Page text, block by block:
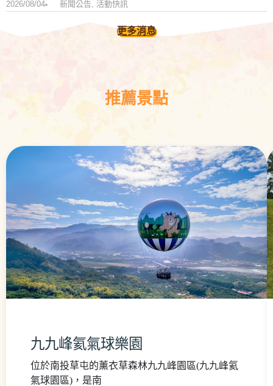
2026/08/04 新聞公告, 活動快訊
更多消息
推薦景點
九九峰氦氣球樂園
位於南投草屯的薰衣草森林九九峰園區(九九峰氦
氣球園區)，是南